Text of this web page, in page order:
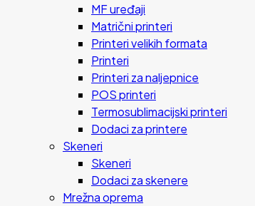
MF uređaji
Matrični printeri
Printeri velikih formata
Printeri
Printeri za naljepnice
POS printeri
Termosublimacijski printeri
Dodaci za printere
Skeneri
Skeneri
Dodaci za skenere
Mrežna oprema